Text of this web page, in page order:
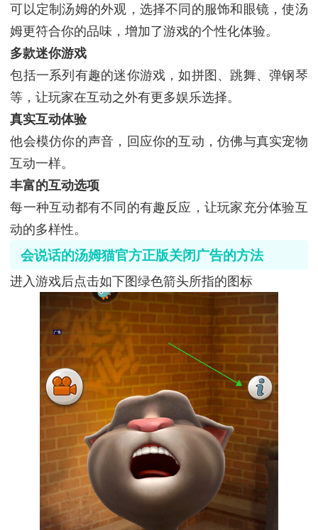
可以定制汤姆的外观，选择不同的服饰和眼镜，使汤
姆更符合你的品味，增加了游戏的个性化体验。
多款迷你游戏
包括一系列有趣的迷你游戏，如拼图、跳舞、弹钢琴
等，让玩家在互动之外有更多娱乐选择。
真实互动体验
他会模仿你的声音，回应你的互动，仿佛与真实宠物
互动一样。
丰富的互动选项
每一种互动都有不同的有趣反应，让玩家充分体验互
动的多样性。
会说话的汤姆猫官方正版关闭广告的方法
进入游戏后点击如下图绿色箭头所指的图标